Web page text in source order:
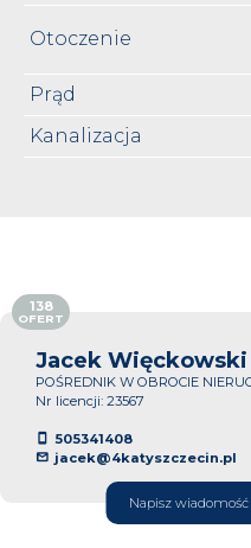
Otoczenie
Prąd
Kanalizacja
Jacek Więckowski
POŚREDNIK W OBROCIE
Nr licencji: 23567
505341408
jacek@4katyszczecin.pl
Napisz wiadomość
138
OFERT